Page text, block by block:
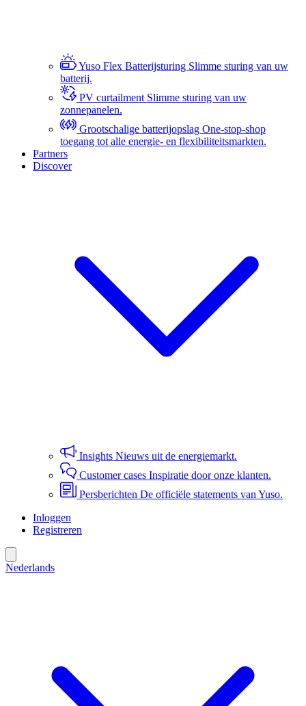
Yuso Flex Batterijsturing Slimme sturing van uw
batterij.
PV curtailment Slimme sturing van uw
zonnepanelen.
Grootschalige batterijopslag One-stop-shop
toegang tot alle energie- en flexibiliteitsmarkten.
Partners
Discover
Insights Nieuws uit de energiemarkt.
Customer cases Inspiratie door onze klanten.
Persberichten De officiële statements van Yuso.
Inloggen
Registreren
Nederlands